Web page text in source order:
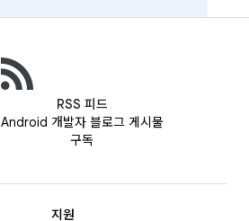
RSS 피드
Android 개발자 블로그 게시물
구독
지원